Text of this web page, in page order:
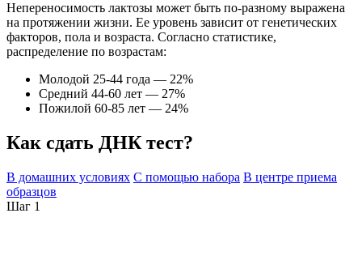
Непереносимость лактозы может быть по-разному выражена
на протяжении жизни. Ее уровень зависит от генетических
факторов, пола и возраста. Согласно статистике,
распределение по возрастам:
Молодой 25-44 года — 22%
Средний 44-60 лет — 27%
Пожилой 60-85 лет — 24%
Как сдать ДНК тест?
В домашних условиях С помощью набора В центре приема
образцов
Шаг 1